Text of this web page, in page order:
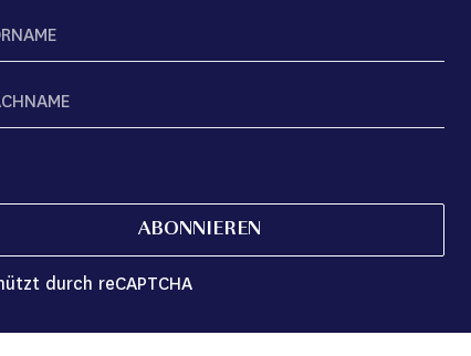
ABONNIEREN
durch reCAPTCHA